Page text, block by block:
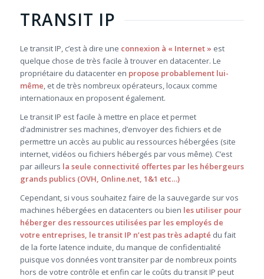
TRANSIT IP
Le transit IP, c’est à dire une connexion à « Internet » est
quelque chose de très facile à trouver en datacenter. Le
propriétaire du datacenter en propose probablement lui-
même, et de très nombreux opérateurs, locaux comme
internationaux en proposent également.
Le transit IP est facile à mettre en place et permet
d’administrer ses machines, d’envoyer des fichiers et de
permettre un accès au public au ressources hébergées (site
internet, vidéos ou fichiers hébergés par vous même). C’est
par ailleurs la seule connectivité offertes par les hébergeurs
grands publics (OVH, Online.net, 1&1 etc…)
Cependant, si vous souhaitez faire de la sauvegarde sur vos
machines hébergées en datacenters ou bien les utiliser pour
héberger des ressources utilisées par les employés de
votre entreprises, le transit IP n’est pas très adapté du fait
de la forte latence induite, du manque de confidentialité
puisque vos données vont transiter par de nombreux points
hors de votre contrôle et enfin car le coûts du transit IP peut